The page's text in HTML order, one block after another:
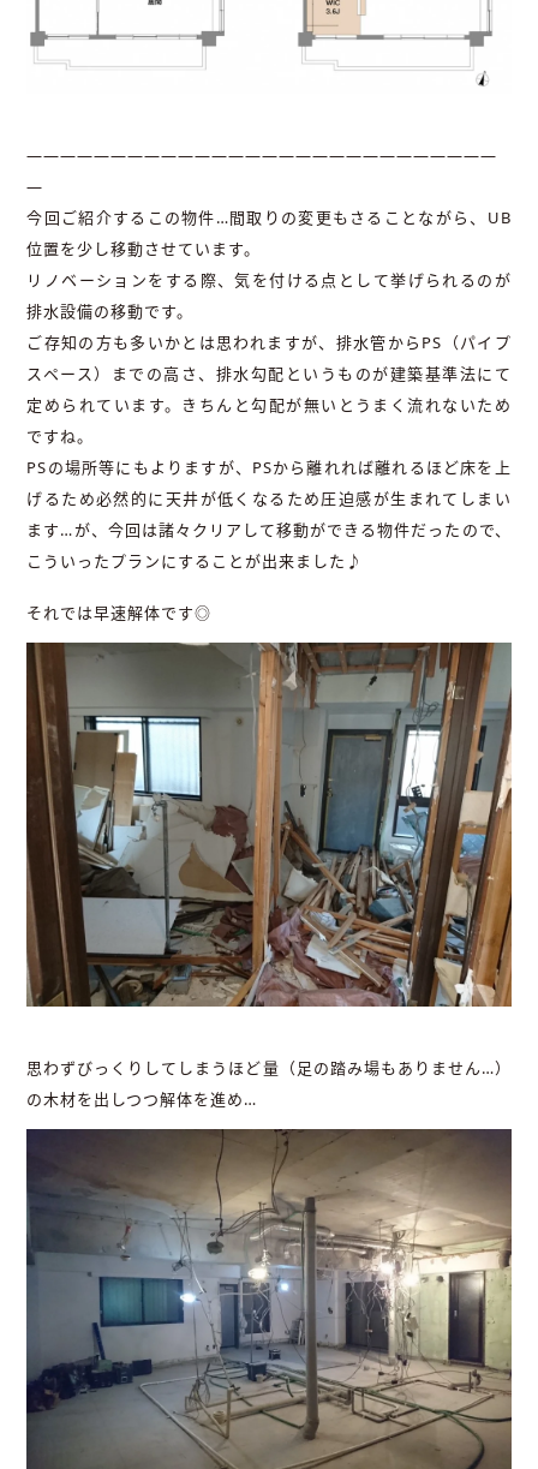
――――――――――――――――――――――――――――
―
今回ご紹介するこの物件…間取りの変更もさることながら、UB
位置を少し移動させています。
リノベーションをする際、気を付ける点として挙げられるのが
排水設備の移動です。
ご存知の方も多いかとは思われますが、排水管からPS（パイプ
スペース）までの高さ、排水勾配というものが建築基準法にて
定められています。きちんと勾配が無いとうまく流れないため
ですね。
PSの場所等にもよりますが、PSから離れれば離れるほど床を上
げるため必然的に天井が低くなるため圧迫感が生まれてしまい
ます…が、今回は諸々クリアして移動ができる物件だったので、
こういったプランにすることが出来ました♪
それでは早速解体です◎
思わずびっくりしてしまうほど量（足の踏み場もありません…）
の木材を出しつつ解体を進め…